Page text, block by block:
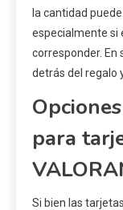
la cantidad
especialmente si
corresponder. En
detrás del regalo
para
Si bien las